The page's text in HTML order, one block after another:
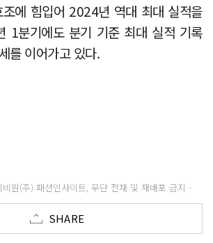
조에 힘입어 2024년 역대 최대 실적을
1분기에도 분기 기준 최대 실적 기록
를 이어가고 있다.
원(주) 패션인사이트, 무단 전재 및 재배포 금지 -
SHARE